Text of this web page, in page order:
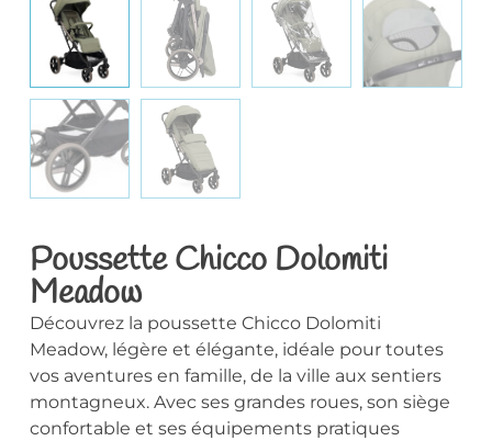
Poussette Chicco Dolomiti
Meadow
Découvrez la poussette Chicco Dolomiti
Meadow, légère et élégante, idéale pour toutes
vos aventures en famille, de la ville aux sentiers
montagneux. Avec ses grandes roues, son siège
confortable et ses équipements pratiques